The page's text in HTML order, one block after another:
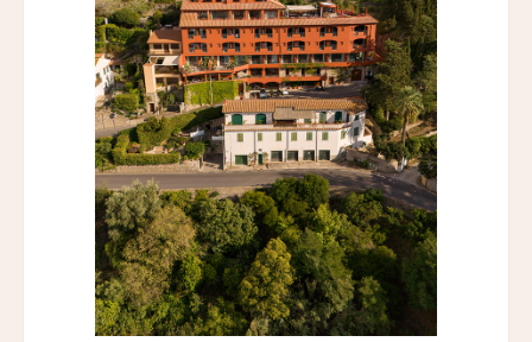
Europa Palace
ザ・エヴレン
The Evren
スマック マチュピチュ ホテル
SUMAQ Machu Picchu Hotel
アートホテル リポーゾ
Art Hotel Riposo
ウエスト ベイ クラブ
West Bay Club